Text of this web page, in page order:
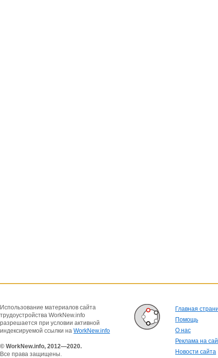
Использование материалов сайта
трудоустройства WorkNew.info
разрешается при условии активной
индексируемой ссылки на WorkNew.info
© WorkNew.info, 2012—2020.
Все права защищены.
Главная
Помощь
О нас
Реклама на
Новости сайта